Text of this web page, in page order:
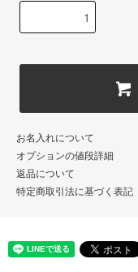
お名入れについて
オプションの値段詳細
返品について
特定商取引法に基づく表記